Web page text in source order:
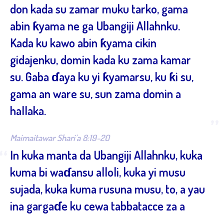
don kada su zamar muku tarko, gama
abin ƙyama ne ga Ubangiji Allahnku.
Kada ku kawo abin ƙyama cikin
gidajenku, domin kada ku zama kamar
su. Gaba ɗaya ku yi ƙyamarsu, ku ƙi su,
gama an ware su, sun zama domin a
hallaka.
Maimaitawar Shari’a 8:19-20
In kuka manta da Ubangiji Allahnku, kuka
kuma bi waɗansu alloli, kuka yi musu
sujada, kuka kuma rusuna musu, to, a yau
ina gargaɗe ku cewa tabbatacce za a